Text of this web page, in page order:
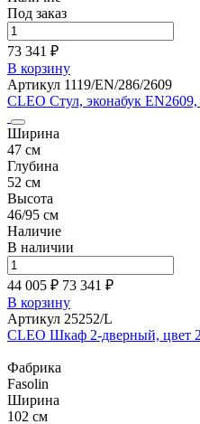
Под заказ
73 341 ₽
В корзину
Артикул 1119/EN/286/2609
CLEO Стул, эконабук
Ширина
47 см
Глубина
52 см
Высота
46/95 см
Наличие
В наличии
44 005 ₽ 73 341 ₽
В корзину
Артикул 25252/L
CLEO Шкаф 2-дверный, цвет
Фабрика
Fasolin
Ширина
102 см